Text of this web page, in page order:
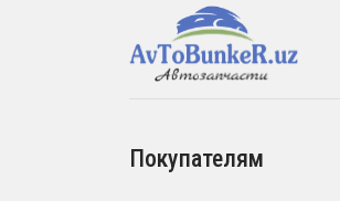
Покупателям